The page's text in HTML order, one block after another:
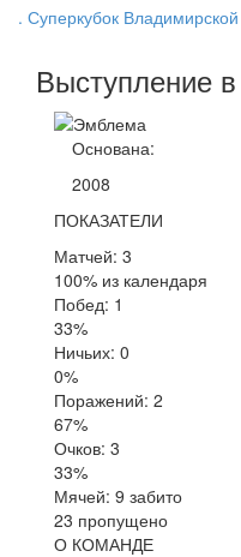
. Суперкубок
Выступление
Основана:
2008
ПОКАЗАТЕЛИ
Матчей: 3
100% из календаря
Побед: 1
33%
Ничьих: 0
0%
Поражений: 2
67%
Очков: 3
33%
Мячей: 9 забито
23 пропущено
О КОМАНДЕ